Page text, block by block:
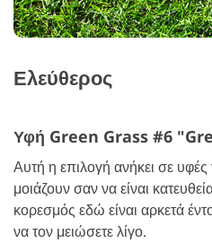
Ελεύθερος
Υφή Green Grass #6
Αυτή η επιλογή ανήκει σε
μοιάζουν σαν να είναι
κορεσμός εδώ είναι αρκετά
να τον μειώσετε λίγο.